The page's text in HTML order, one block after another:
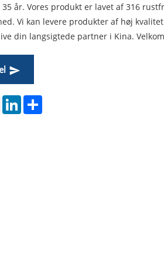
år. Vores produkt er lavet af 316
Vi kan levere produkter af høj
din langsigtede partner i Kina.
PinterestLinkedIn